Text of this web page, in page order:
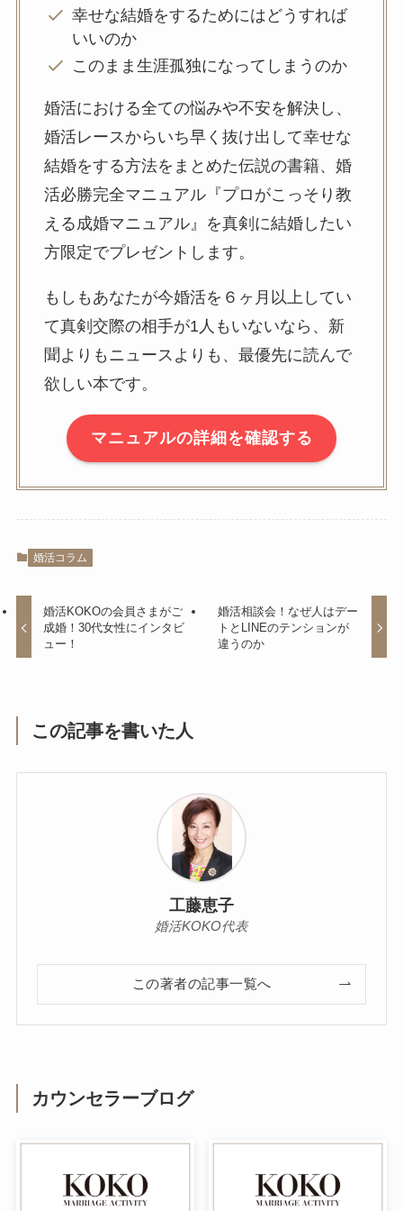
幸せな結婚をするためにはどうすれば
いいのか
このまま生涯孤独になってしまうのか
婚活における全ての悩みや不安を解決し、
婚活レースからいち早く抜け出して幸せな
結婚をする方法をまとめた伝説の書籍、婚
活必勝完全マニュアル『プロがこっそり教
える成婚マニュアル』を真剣に結婚したい
方限定でプレゼントします。
もしもあなたが今婚活を６ヶ月以上してい
て真剣交際の相手が1人もいないなら、新
聞よりもニュースよりも、最優先に読んで
欲しい本です。
マニュアルの詳細を確認する
婚活コラム
婚活KOKOの会員さまがご
成婚！30代女性にインタビ
ュー！
婚活相談会！なぜ人はデー
トとLINEのテンションが
違うのか
この記事を書いた人
工藤恵子
婚活KOKO代表
この著者の記事一覧へ
カウンセラーブログ